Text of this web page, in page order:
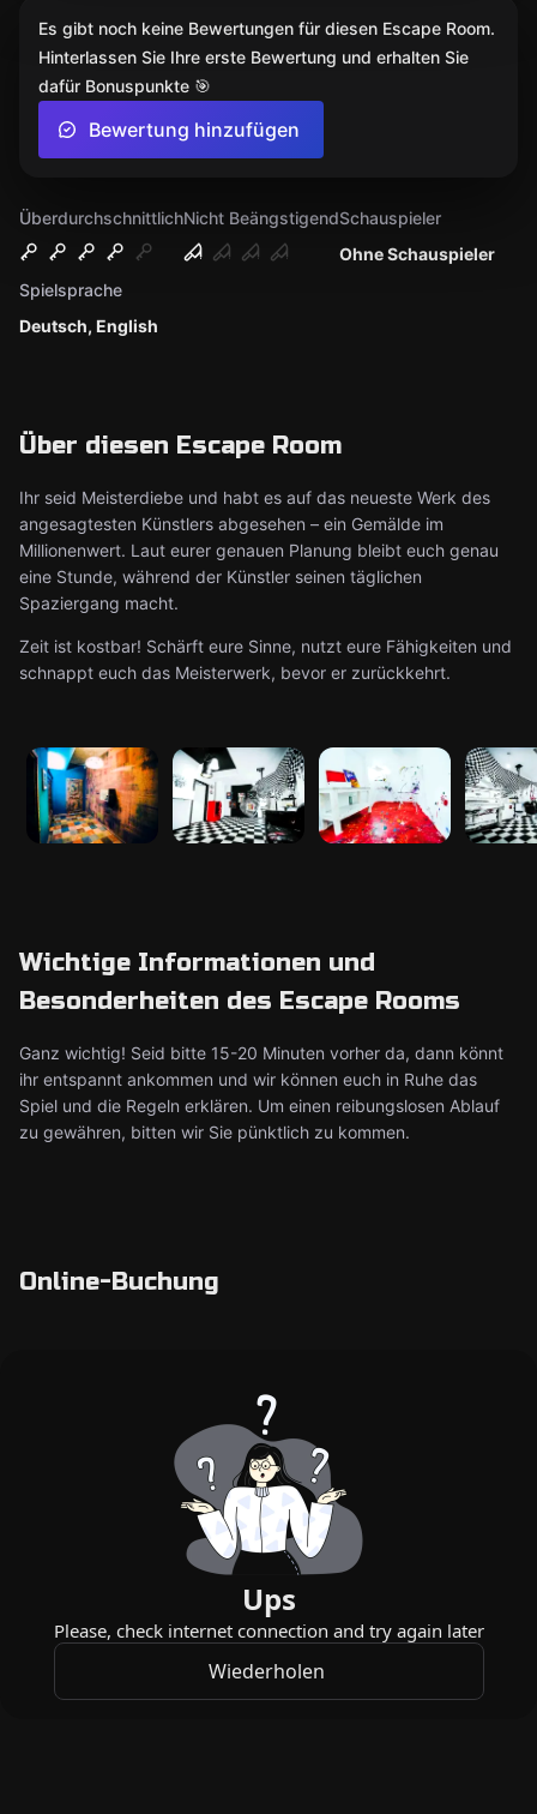
ÜberdurchschnittlichNicht Beängstigend
Ohne Schauspieler
Schauspieler
Deutsch, English
Spielsprache
Über diesen Escape Room
Ihr seid Meisterdiebe und habt es auf das neueste Werk des
angesagtesten Künstlers abgesehen – ein Gemälde im
Millionenwert. Laut eurer genauen Planung bleibt euch genau
eine Stunde, während der Künstler seinen täglichen
Spaziergang macht.
Zeit ist kostbar! Schärft eure Sinne, nutzt eure Fähigkeiten und
schnappt euch das Meisterwerk, bevor er zurückkehrt.
Wichtige Informationen und
Besonderheiten des Escape Rooms
Ganz wichtig! Seid bitte 15-20 Minuten vorher da, dann könnt
ihr entspannt ankommen und wir können euch in Ruhe das
Spiel und die Regeln erklären. Um einen reibungslosen Ablauf
zu gewähren, bitten wir Sie pünktlich zu kommen.
Es gibt noch keine Bewertungen für diesen Escape Room.
Hinterlassen Sie Ihre erste Bewertung und erhalten Sie
dafür Bonuspunkte 🎯
Bewertung hinzufügen
Online-Buchung